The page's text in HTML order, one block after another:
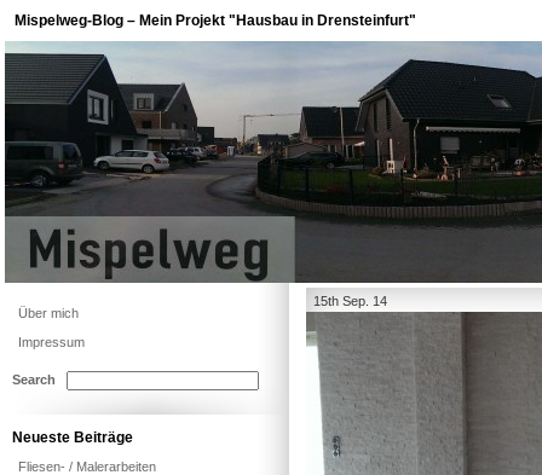
Mispelweg-Blog – Mein Projekt "Hausbau in Drensteinfurt"
15th Sep. 14
Über mich
Impressum
Search
Neueste Beiträge
Fliesen- / Malerarbeiten